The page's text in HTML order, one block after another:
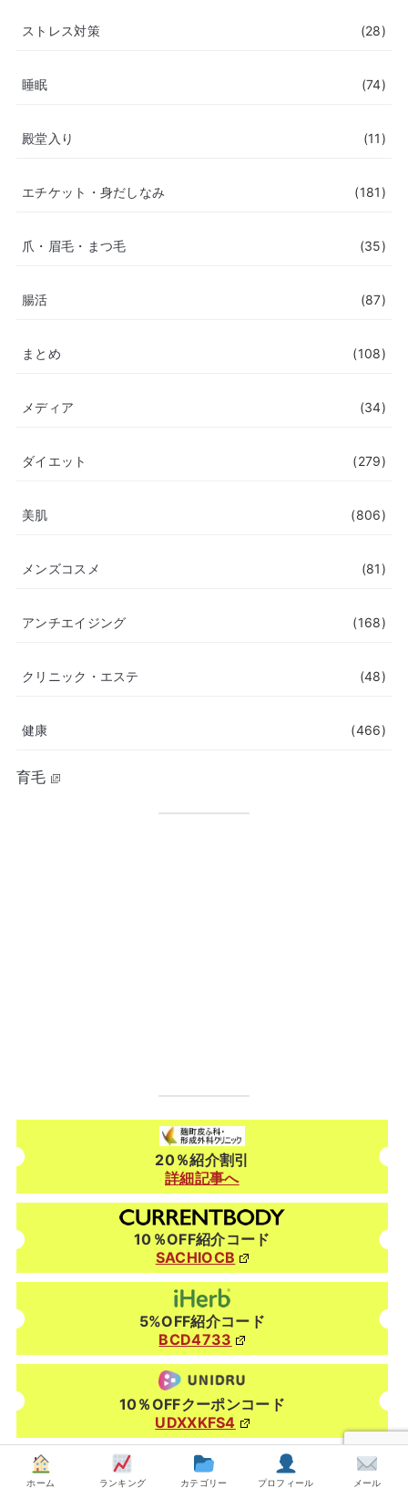
ストレス対策 (28)
睡眠 (74)
殿堂入り (11)
エチケット・身だしなみ (181)
爪・眉毛・まつ毛 (35)
腸活 (87)
まとめ (108)
メディア (34)
ダイエット (279)
美肌 (806)
メンズコスメ (81)
アンチエイジング (168)
クリニック・エステ (48)
健康 (466)
育毛
20％紹介割引
詳細記事へ
10％OFF紹介コード
SACHIOCB
5%OFF紹介コード
BCD4733
10％OFFクーポンコード
UDXXKFS4
5～10％OFFクーポンコード
ホーム ランキング カテゴリー プロフィール メール